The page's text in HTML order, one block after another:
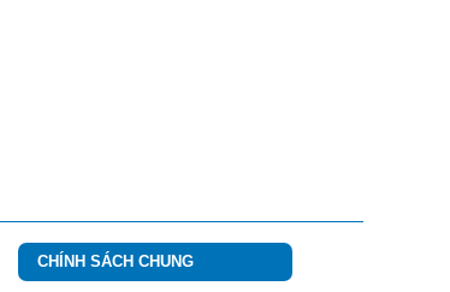
CHÍNH SÁCH CHUNG